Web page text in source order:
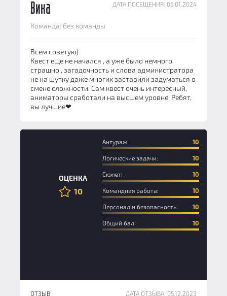
ДАТА ПОСЕЩЕНИЯ: 05.01.2024
Вика
Команда: без команды
Всем советую)
Квест еще не начался , а уже было немного
страшно , загадочность и слова администратора
не на шутку даже многих заставили задуматься о
смене сложности. Сам квест очень интересный,
аниматоры сработали на высшем уровне. Ребят,
вы лучшие❤
ОЦЕНКА
10
Антураж: 10
Логические задачи: 10
Сюжет: 10
Командная работа: 10
Персонал и безопасность: 10
Общий бал: 10
ОТЗЫВ
ДАТА ОТЗЫВА: 05.12.2023